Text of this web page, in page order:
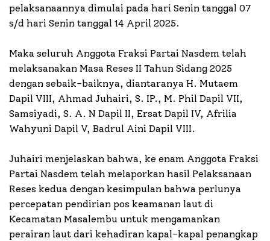
pelaksanaannya dimulai pada hari Senin tanggal 07
s/d hari Senin tanggal 14 April 2025.
Maka seluruh Anggota Fraksi Partai Nasdem telah
melaksanakan Masa Reses II Tahun Sidang 2025
dengan sebaik-baiknya, diantaranya H. Mutaem
Dapil VIII, Ahmad Juhairi, S. IP., M. Phil Dapil VII,
Samsiyadi, S. A. N Dapil II, Ersat Dapil IV, Afrilia
Wahyuni Dapil V, Badrul Aini Dapil VIII.
Juhairi menjelaskan bahwa, ke enam Anggota Fraksi
Partai Nasdem telah melaporkan hasil Pelaksanaan
Reses kedua dengan kesimpulan bahwa perlunya
percepatan pendirian pos keamanan laut di
Kecamatan Masalembu untuk mengamankan
perairan laut dari kehadiran kapal-kapal penangkap